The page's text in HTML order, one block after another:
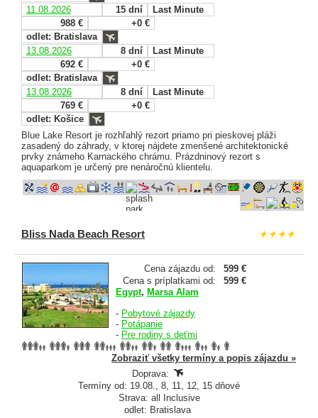
11.08.2026
15 dní
Last Minute
988 €
+0 €
odlet: Bratislava
13.08.2026
8 dní
Last Minute
692 €
+0 €
odlet: Bratislava
13.08.2026
8 dní
Last Minute
769 €
+0 €
odlet: Košice
Blue Lake Resort je rozhľahlý rezort priamo pri pieskovej pláži
zasadený do záhrady, v ktorej nájdete zmenšené architektonické
prvky známeho Karnackého chrámu. Prázdninový rezort s
aquaparkom je určený pre nenáročnú klientelu.
Bliss Nada Beach Resort
Cena zájazdu od:
599 €
Cena s príplatkami od:
599 €
Egypt, Marsa Alam
- Pobytové zájazdy
- Potápanie
- Pre rodiny s deťmi
Zobraziť všetky termíny a popis zájazdu »
Doprava:
Termíny od: 19.08., 8, 11, 12, 15 dňové
Strava: all Inclusive
odlet: Bratislava